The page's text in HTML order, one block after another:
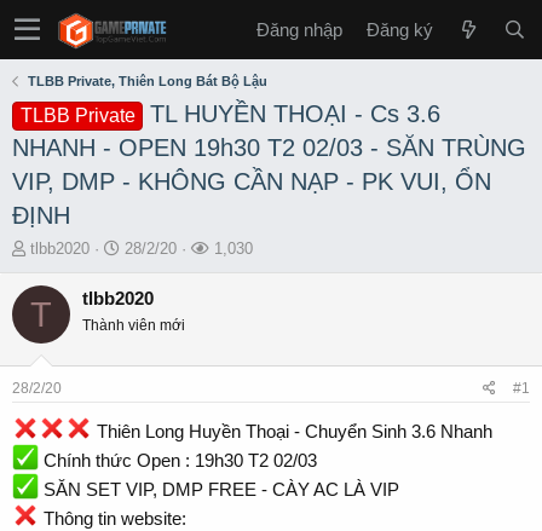
Đăng nhập Đăng ký
TLBB Private, Thiên Long Bát Bộ Lậu
TLBB Private
TL HUYỀN THOẠI - Cs 3.6
NHANH - OPEN 19h30 T2 02/03 - SĂN TRÙNG
VIP, DMP - KHÔNG CẦN NẠP - PK VUI, ỔN
ĐỊNH
T
r
s
a
r
t
e
r
tlbb2020
S
a
e
28/2/20
L1,030
T tlbb2020
Thành viên mới
28/2/20 #1
Thiên Long Huyền Thoại - Chuyển Sinh 3.6 Nhanh
Chính thức Open : 19h30 T2 02/03
SĂN SET VIP, DMP FREE - CÀY AC LÀ VIP
Thông tin website: